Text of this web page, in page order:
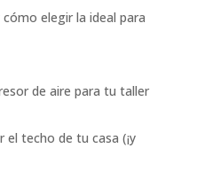
elegir la ideal para
de aire para tu taller
el techo de tu casa (¡y